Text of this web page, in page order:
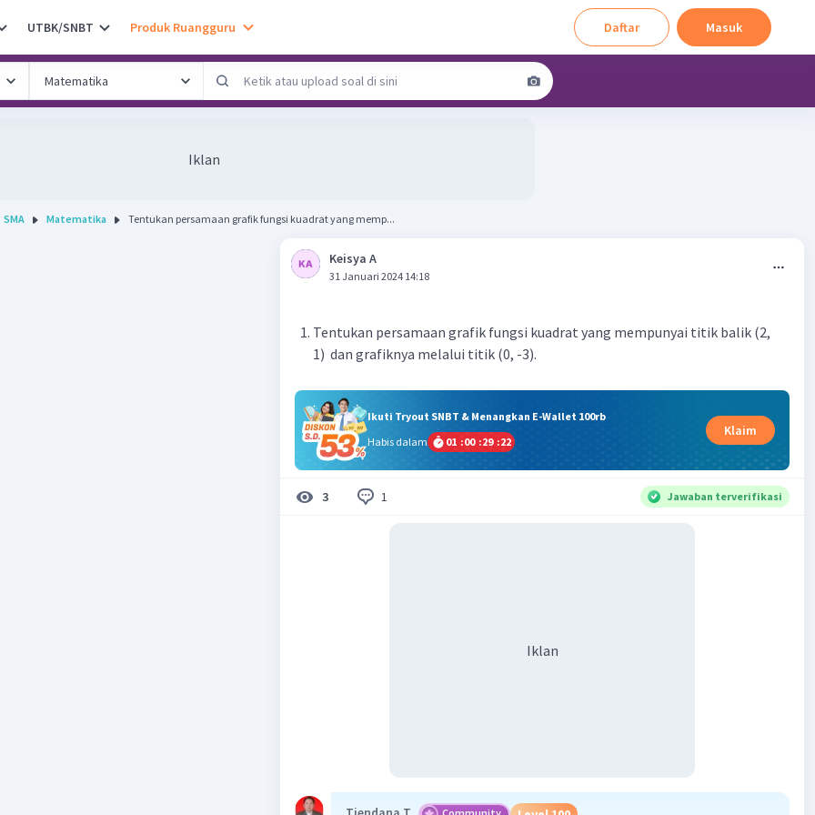
UTBK/SNBT Produk Ruangguru Daftar Masuk
Iklan
SMA Matematika Tentukan persamaan grafik fungsi kuadrat yang memp...
Keisya A
31 Januari 2024 14:18
Tentukan persamaan grafik fungsi kuadrat yang mempunyai titik balik (2,
1) dan grafiknya melalui titik (0, -3).
Ikuti Tryout SNBT & Menangkan E-Wallet 100rb
Habis dalam
01 :00 :29 :22
Klaim
3 1 Jawaban terverifikasi
Iklan